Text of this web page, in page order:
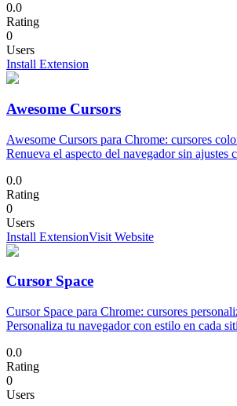
0.0
Rating
0
Users
Install Extension
Awesome Cursors
Awesome Cursors para Chrome: cursores
Renueva el aspecto del navegador sin ajustes
0.0
Rating
0
Users
Install ExtensionVisit Website
Cursor Space
Cursor Space para Chrome: cursores
Personaliza tu navegador con estilo en cada
0.0
Rating
0
Users